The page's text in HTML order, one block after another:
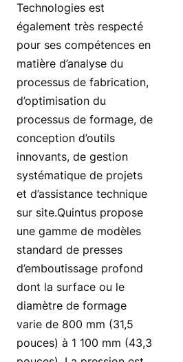
Technologies est
également très respecté
pour ses compétences en
matière d’analyse du
processus de fabrication,
d’optimisation du
processus de formage, de
conception d’outils
innovants, de gestion
systématique de projets
et d’assistance technique
sur site.Quintus propose
une gamme de modèles
standard de presses
d’emboutissage profond
dont la surface ou le
diamètre de formage
varie de 800 mm (31,5
pouces) à 1 100 mm (43,3